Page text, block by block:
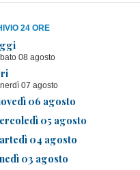
24 ORE
08 agosto
07 agosto
06 agosto
05 agosto
04 agosto
03 agosto